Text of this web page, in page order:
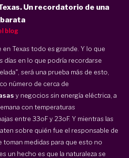
Un recordatorio de una
blog
en Texas todo es grande. Y lo que
días en lo que podría recordarse
será una prueba más de esto,
número de cerca de
y negocios sin energía eléctrica, a
con temperaturas
entre 33oF y 23oF. Y mientras las
sobre quién fue el responsable de
toman medidas para que esto no
un hecho es que la naturaleza se